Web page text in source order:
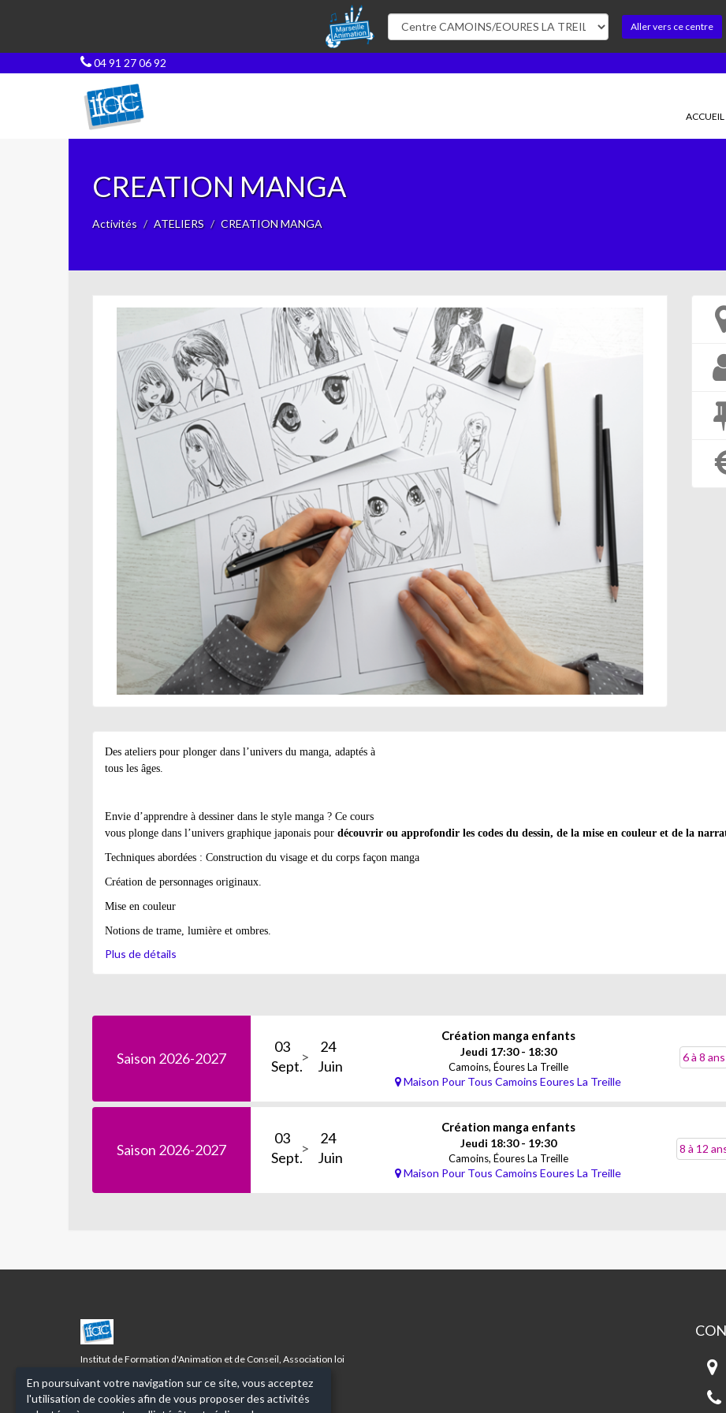
Aller vers ce centre
04 91 27 06 92
ACCUEIL
CREATION MANGA
Activités ATELIERS CREATION MANGA
Des ateliers pour plonger dans l’univers du manga, adaptés à
tous les âges.
Envie d’apprendre à dessiner dans le style manga ? Ce cours
vous plonge dans l’univers graphique japonais pour découvrir ou approfondir les codes du dessin, de la mise en couleur et de la
Techniques abordées : Construction du visage et du corps façon manga
Création de personnages originaux.
Mise en couleur
Notions de trame, lumière et ombres.
Initiation à la narration manga
Plus de détails
Saison 2026-2027
03
Sept.
24
Juin
Création manga enfants
Jeudi 17:30 - 18:30
Camoins, Éoures La Treille
Maison Pour Tous Camoins Eoures La Treille
6 à 8 ans
Saison 2026-2027
03
Sept.
24
Juin
Création manga enfants
Jeudi 18:30 - 19:30
Camoins, Éoures La Treille
Maison Pour Tous Camoins Eoures La Treille
8 à 12
CENTRE
CAMOINS/EOURES
LA
Institut de Formation d'Animation et de Conseil, Association loi
TREILLE
En poursuivant votre navigation sur ce site, vous acceptez
l'utilisation de cookies afin de vous proposer des activités